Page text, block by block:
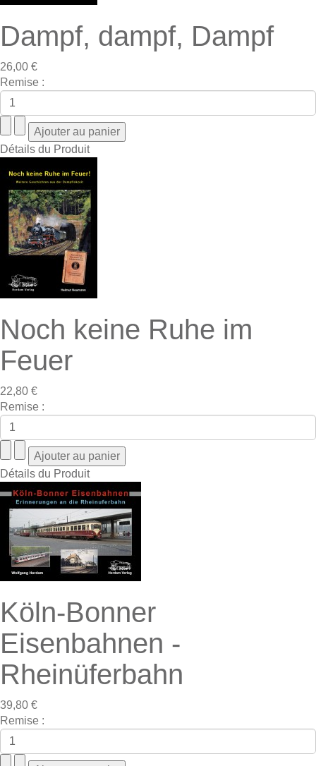
Dampf, dampf, Dampf
26,00 €
Remise :
Détails du Produit
Noch keine Ruhe im
Feuer
22,80 €
Remise :
Détails du Produit
Köln-Bonner
Eisenbahnen -
Rheinüferbahn
39,80 €
Remise :